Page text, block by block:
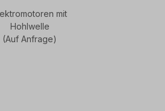
mit
Hohlwelle
(Auf Anfrage)